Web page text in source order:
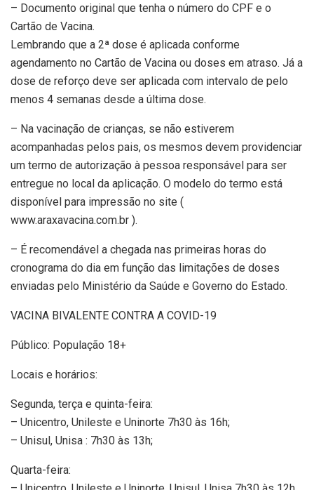
– Documento original que tenha o número do CPF e o
Cartão de Vacina.
Lembrando que a 2ª dose é aplicada conforme
agendamento no Cartão de Vacina ou doses em atraso. Já a
dose de reforço deve ser aplicada com intervalo de pelo
menos 4 semanas desde a última dose.
– Na vacinação de crianças, se não estiverem
acompanhadas pelos pais, os mesmos devem providenciar
um termo de autorização à pessoa responsável para ser
entregue no local da aplicação. O modelo do termo está
disponível para impressão no site (
www.araxavacina.com.br ).
– É recomendável a chegada nas primeiras horas do
cronograma do dia em função das limitações de doses
enviadas pelo Ministério da Saúde e Governo do Estado.
VACINA BIVALENTE CONTRA A COVID-19
Público: População 18+
Locais e horários:
Segunda, terça e quinta-feira:
– Unicentro, Unileste e Uninorte 7h30 às 16h;
– Unisul, Unisa : 7h30 às 13h;
Quarta-feira: